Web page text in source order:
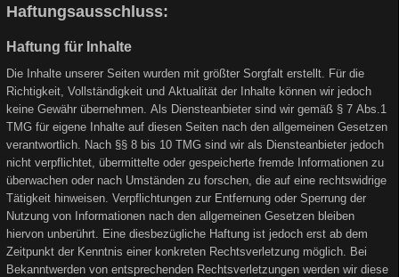
Haftungsausschluss:
Haftung für Inhalte
Die Inhalte unserer Seiten wurden mit größter Sorgfalt erstellt. Für die
Richtigkeit, Vollständigkeit und Aktualität der Inhalte können wir jedoch
keine Gewähr übernehmen. Als Diensteanbieter sind wir gemäß § 7 Abs.1
TMG für eigene Inhalte auf diesen Seiten nach den allgemeinen Gesetzen
verantwortlich. Nach §§ 8 bis 10 TMG sind wir als Diensteanbieter jedoch
nicht verpflichtet, übermittelte oder gespeicherte fremde Informationen zu
überwachen oder nach Umständen zu forschen, die auf eine rechtswidrige
Tätigkeit hinweisen. Verpflichtungen zur Entfernung oder Sperrung der
Nutzung von Informationen nach den allgemeinen Gesetzen bleiben
hiervon unberührt. Eine diesbezügliche Haftung ist jedoch erst ab dem
Zeitpunkt der Kenntnis einer konkreten Rechtsverletzung möglich. Bei
Bekanntwerden von entsprechenden Rechtsverletzungen werden wir diese